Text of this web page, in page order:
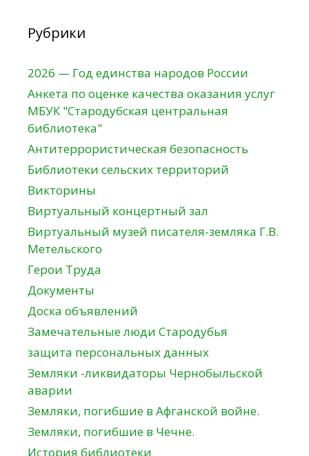
Рубрики
2026 — Год единства народов России
Анкета по оценке качества оказания услуг
МБУК "Стародубская центральная
библиотека"
Антитеррористическая безопасность
Библиотеки сельских территорий
Викторины
Виртуальный концертный зал
Виртуальный музей писателя-земляка Г.В.
Метельского
Герои Труда
Документы
Доска объявлений
Замечательные люди Стародубья
защита персональных данных
Земляки -ликвидаторы Чернобыльской
аварии
Земляки, погибшие в Афганской войне.
Земляки, погибшие в Чечне.
История библиотеки